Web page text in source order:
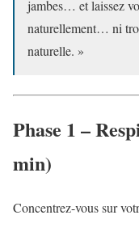
jambes… et laissez
naturellement… ni
naturelle. »
Phase 1 –
min)
Concentrez-vous sur